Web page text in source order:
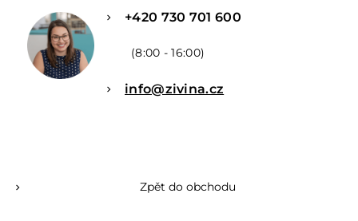
+420 730 701 600
(8:00 - 16:00)
info@zivina.cz
Zpět do obchodu